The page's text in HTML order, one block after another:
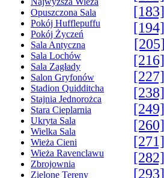
Opuszczona Sala
Pokój Hufflepuffu
Pokój Życzeń
Sala Antyczna
Sala Lochów
Sala Zagłady
Salon Gryfonów
Stadion Quidditcha
Stajnia Jednorożca
Stara Cieplarnia
Ukryta Sala
Wielka Sala
Wieża Cieni
Wieża Ravenclawu
Zbrojownia
Zielone Tereny
[183]
[194]
[205]
[216]
[227]
[238]
[249]
[260]
[271]
[282]
[293]